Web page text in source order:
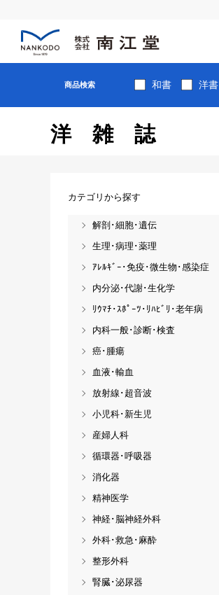
商品検索 和書 洋書
洋雑誌
カテゴリから探す
解剖･細胞･遺伝
生理･病理･薬理
ｱﾚﾙｷﾞｰ･免疫･微生物･感染症
内分泌･代謝･生化学
ﾘｳﾏﾁ･ｽﾎﾟｰﾂ･ﾘﾊﾋﾞﾘ･老年病
内科一般･診断･検査
癌･腫瘍
血液･輸血
放射線･超音波
小児科･新生児
産婦人科
循環器･呼吸器
消化器
精神医学
神経･脳神経外科
外科･救急･麻酔
整形外科
腎臓･泌尿器